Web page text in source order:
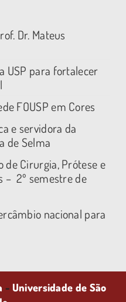
Dr. Mateus
USP para fortalecer
FOUSP em Cores
e servidora da
de Selma
Cirurgia, Prótese e
– 2º semestre de
nacional para
- Universidade de São